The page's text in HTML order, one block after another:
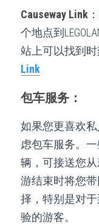
Causeway Link
个地点到
站上可以找到时
Link
包车服务：
如果您更喜欢
虑包车服务。
辆，可接送您从
游结束时将您
择，特别是对
验的游客。